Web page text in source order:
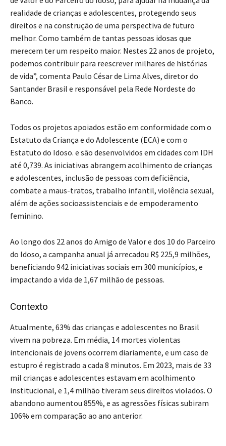
realidade de crianças e adolescentes, protegendo seus
direitos e na construção de uma perspectiva de futuro
melhor. Como também de tantas pessoas idosas que
merecem ter um respeito maior. Nestes 22 anos de projeto,
podemos contribuir para reescrever milhares de histórias
de vida”, comenta Paulo César de Lima Alves, diretor do
Santander Brasil e responsável pela Rede Nordeste do
Banco.
Todos os projetos apoiados estão em conformidade com o
Estatuto da Criança e do Adolescente (ECA) e com o
Estatuto do Idoso. e são desenvolvidos em cidades com IDH
até 0,739. As iniciativas abrangem acolhimento de crianças
e adolescentes, inclusão de pessoas com deficiência,
combate a maus-tratos, trabalho infantil, violência sexual,
além de ações socioassistenciais e de empoderamento
feminino.
Ao longo dos 22 anos do Amigo de Valor e dos 10 do Parceiro
do Idoso, a campanha anual já arrecadou R$ 225,9 milhões,
beneficiando 942 iniciativas sociais em 300 municípios, e
impactando a vida de 1,67 milhão de pessoas.
Contexto
Atualmente, 63% das crianças e adolescentes no Brasil
vivem na pobreza. Em média, 14 mortes violentas
intencionais de jovens ocorrem diariamente, e um caso de
estupro é registrado a cada 8 minutos. Em 2023, mais de 33
mil crianças e adolescentes estavam em acolhimento
institucional, e 1,4 milhão tiveram seus direitos violados. O
abandono aumentou 855%, e as agressões físicas subiram
106% em comparação ao ano anterior.